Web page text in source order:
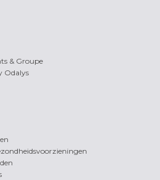
& Groupe
Odalys